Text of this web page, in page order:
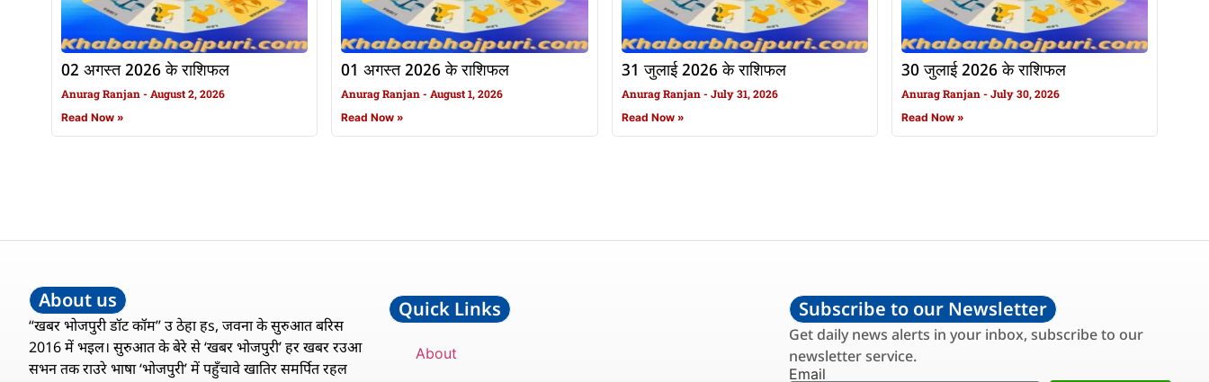
02 अगस्त 2026 के राशिफल
Anurag Ranjan August 2, 2026
Read Now »
01 अगस्त 2026 के राशिफल
Anurag Ranjan August 1, 2026
Read Now »
31 जुलाई 2026 के राशिफल
Anurag Ranjan July 31, 2026
Read Now »
30 जुलाई 2026 के राशिफल
Anurag Ranjan July 30, 2026
Read Now »
About us
“खबर भोजपुरी डॉट कॉम” उ ठेहा हs, जवना के सुरुआत बरिस
2016 में भइल। सुरुआत के बेरे से ‘खबर भोजपुरी’ हर खबर रउआ
सभन तक राउरे भाषा ‘भोजपुरी’ में पहुँचावे खातिर समर्पित रहल
Quick Links
About
Subscribe to our Newsletter
Get daily news alerts in your inbox, subscribe to our
newsletter service.
Email